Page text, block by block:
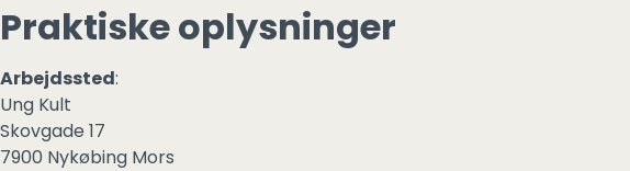
Praktiske oplysninger
Arbejdssted:
Ung Kult
Skovgade 17
7900 Nykøbing Mors